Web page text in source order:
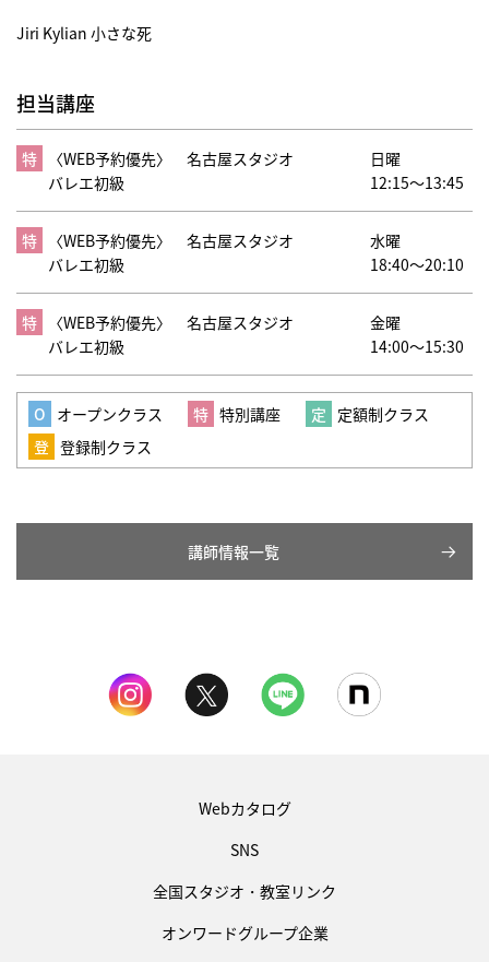
Jiri Kylian 小さな死
担当講座
〈WEB予約優先〉
バレエ初級
名古屋スタジオ
日曜
12:15～13:45
〈WEB予約優先〉
バレエ初級
名古屋スタジオ
水曜
18:40～20:10
〈WEB予約優先〉
バレエ初級
名古屋スタジオ
金曜
14:00～15:30
オープンクラス 特別講座
定額制クラス
登録制クラス
講師情報一覧
Webカタログ
SNS
全国スタジオ・教室リンク
オンワードグループ企業